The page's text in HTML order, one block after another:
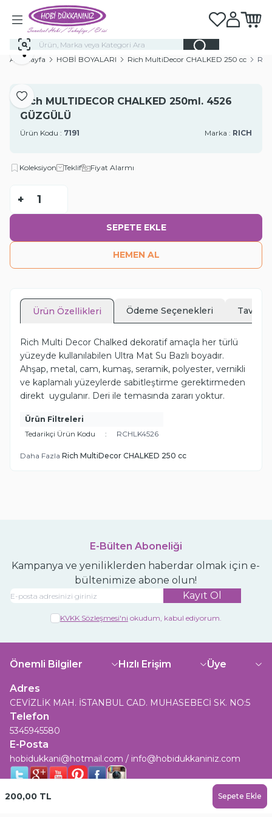
Favorilerim
Hesabım
Ana Sayfa HOBİ BOYALARI Rich MultiDecor CHALKED 250 cc
Favoriye Ekle
Paylaş
Rich MULTIDECOR CHALKED 250ml. 4526
GÜZGÜLÜ
Ürün Kodu : 7191 Marka : RICH
200,00 TL Sepete Ekle
Koleksiyon Teklif Fiyat Alarmı
-
+
SEPETE EKLE
HEMEN AL
Ürün Özellikleri Ödeme Seçenekleri
Rich Multi Decor Chalked dekoratif amaçla her türlü
yüzeyde kullanılabilen Ultra Mat Su Bazlı boyadır.
Ahşap, metal, cam, kumaş, seramik, polyester, vernikli
ve kaplamalı yüzeylerde sabitleştirme gerektirmeden
direkt uygulanır. Deri ile temasında zararı yoktur.
Ürün Filtreleri
Tedarikçi Ürün Kodu
: RCHLK4526
Daha Fazla Rich MultiDecor CHALKED 250 cc
E-Bülten Aboneliği
Kampanya ve yeniliklerden haberdar olmak için e-
bültenimize abone olun!
Kayıt Ol
KVKK Sözleşmesi'ni okudum, kabul ediyorum.
Adres
CEVİZLİK MAH. İSTANBUL CAD. MUHASEBECİ SK. NO:5
Telefon
5345945580
E-Posta
hobidukkani@hotmail.com / info@hobidukkaniniz.com
Önemli Bilgiler Hızlı Erişim Üye